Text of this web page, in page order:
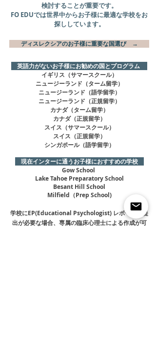
検討することが重要です。
FO EDUでは世界中からお子様に最適な学校をお
探ししています。
英語力がないお子様にお勧めの国とプログラム
イギリス（サマースクール）
ニュージーランド（ターム留学）
ニュージーランド（語学留学）
ニュージーランド （正規留学）
カナダ（ターム留学）
​カナダ（正規留学）
スイス（サマースクール）
スイス（正規留学）
シンガポール（語学留学）
現在インターに通うお子様におすすめの学校
Gow School
Lake Tahoe Preparatory School
Besant Hill School
Milfield（Prep School)
学校にEP(Educational Psychologist) レポートの提
出が必要な場合、専属の臨床心理士による作成が可
ディスレクシアのお子様に重要な国選び →